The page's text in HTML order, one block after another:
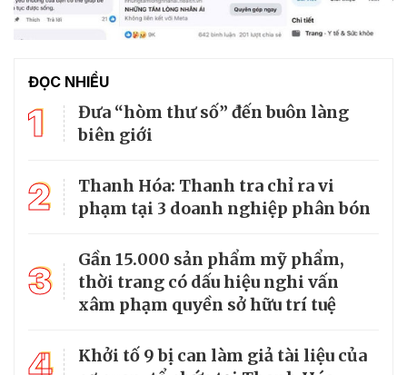
ĐỌC NHIỀU
1
Đưa “hòm thư số” đến buôn làng
biên giới
2
Thanh Hóa: Thanh tra chỉ ra vi
phạm tại 3 doanh nghiệp phân bón
3
Gần 15.000 sản phẩm mỹ phẩm,
thời trang có dấu hiệu nghi vấn
xâm phạm quyền sở hữu trí tuệ
4
Khởi tố 9 bị can làm giả tài liệu của